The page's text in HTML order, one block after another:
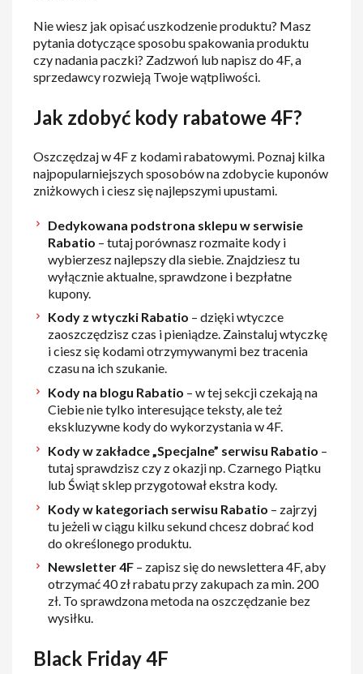
Nie wiesz jak opisać uszkodzenie produktu? Masz
pytania dotyczące sposobu spakowania produktu
czy nadania paczki? Zadzwoń lub napisz do 4F, a
sprzedawcy rozwieją Twoje wątpliwości.
Jak zdobyć kody rabatowe 4F?
Oszczędzaj w 4F z kodami rabatowymi. Poznaj kilka
najpopularniejszych sposobów na zdobycie kuponów
zniżkowych i ciesz się najlepszymi upustami.
Dedykowana podstrona sklepu w serwisie
Rabatio – tutaj porównasz rozmaite kody i
wybierzesz najlepszy dla siebie. Znajdziesz tu
wyłącznie aktualne, sprawdzone i bezpłatne
kupony.
Kody z wtyczki Rabatio – dzięki wtyczce
zaoszczędzisz czas i pieniądze. Zainstaluj wtyczkę
i ciesz się kodami otrzymywanymi bez tracenia
czasu na ich szukanie.
Kody na blogu Rabatio – w tej sekcji czekają na
Ciebie nie tylko interesujące teksty, ale też
ekskluzywne kody do wykorzystania w 4F.
Kody w zakładce „Specjalne” serwisu Rabatio –
tutaj sprawdzisz czy z okazji np. Czarnego Piątku
lub Świąt sklep przygotował ekstra kody.
Kody w kategoriach serwisu Rabatio – zajrzyj
tu jeżeli w ciągu kilku sekund chcesz dobrać kod
do określonego produktu.
Newsletter 4F – zapisz się do newslettera 4F, aby
otrzymać 40 zł rabatu przy zakupach za min. 200
zł. To sprawdzona metoda na oszczędzanie bez
wysiłku.
Black Friday 4F